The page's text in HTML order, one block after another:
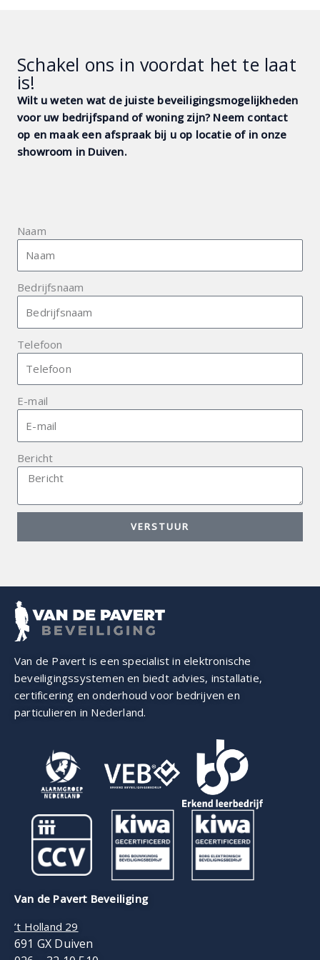
Schakel ons in voordat het te laat
is!
Wilt u weten wat de juiste beveiligings­mogelijkheden
voor uw bedrijfs­pand of woning zijn? Neem contact
op en maak een afspraak bij u op locatie of in onze
show­room in Duiven.
Naam
Bedrijfsnaam
Telefoon
E-mail
Bericht
VERSTUUR
Van de Pavert is een specialist in elektronische
beveiligings­systemen en biedt advies, installatie,
certificering en onderhoud voor bedrijven en
particulieren in Nederland.
Van de Pavert Beveiliging
’t Holland 29
691 GX Duiven